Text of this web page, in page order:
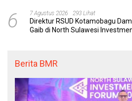
6 7 Agustus 2026 293 Lihat
Direktur RSUD Kotamobagu
Gaib di North Sulawesi
Berita BMR